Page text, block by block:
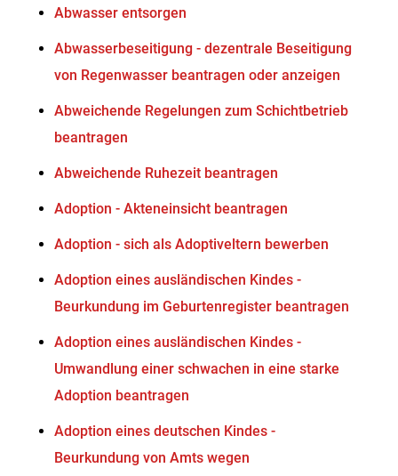
Abwasser entsorgen
Abwasserbeseitigung - dezentrale Beseitigung
von Regenwasser beantragen oder anzeigen
Abweichende Regelungen zum Schichtbetrieb
beantragen
Abweichende Ruhezeit beantragen
Adoption - Akteneinsicht beantragen
Adoption - sich als Adoptiveltern bewerben
Adoption eines ausländischen Kindes -
Beurkundung im Geburtenregister beantragen
Adoption eines ausländischen Kindes -
Umwandlung einer schwachen in eine starke
Adoption beantragen
Adoption eines deutschen Kindes -
Beurkundung von Amts wegen